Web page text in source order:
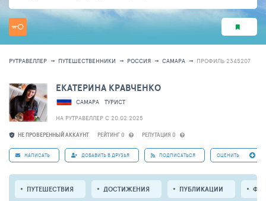
РУТРАВЕЛЛЕР ПУТЕШЕСТВЕННИКИ РОССИЯ САМАРА ПРОФИЛЬ 2345207
НЕ ПРОВЕРЕННЫЙ АККАУНТ РЕЙТИНГ 0 РЕПУТАЦИЯ 0
ЕКАТЕРИНА КРАВЧЕНКО
САМАРА
ТУРИСТ
НА РУТРАВЕЛЛЕР C 20.02.2025
НАПИСАТЬ ДОБАВИТЬ В ДРУЗЬЯ ПОДПИСАТЬСЯ ОЦЕНИТЬ
ПУТЕШЕСТВИЯ ДОСТИЖЕНИЯ ПУБЛИКАЦИИ